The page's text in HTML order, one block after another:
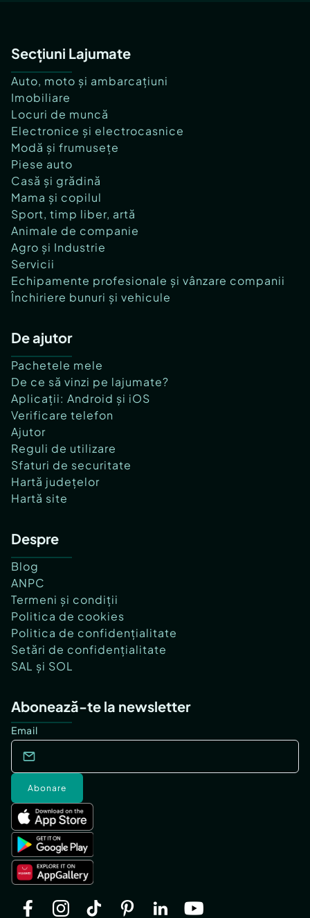
Secțiuni Lajumate
Auto, moto și ambarcațiuni
Imobiliare
Locuri de muncă
Electronice și electrocasnice
Modă și frumusețe
Piese auto
Casă și grădină
Mama și copilul
Sport, timp liber, artă
Animale de companie
Agro și Industrie
Servicii
Echipamente profesionale și vânzare companii
Închiriere bunuri și vehicule
De ajutor
Pachetele mele
De ce să vinzi pe lajumate?
Aplicații: Android și iOS
Verificare telefon
Ajutor
Reguli de utilizare
Sfaturi de securitate
Hartă județelor
Hartă site
Despre
Blog
ANPC
Termeni și condiții
Politica de cookies
Politica de confidențialitate
Setări de confidențialitate
SAL și SOL
Abonează-te la newsletter
Email
Abonare